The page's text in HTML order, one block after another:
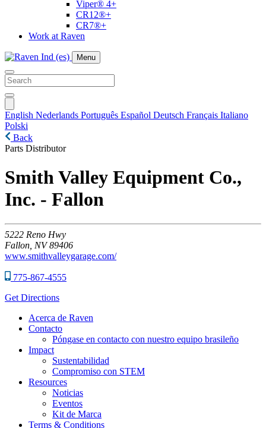
Viper® 4+
CR12®+
CR7®+
Work at Raven
Menu
English Nederlands Português Español Deutsch Français Italiano
Polski
Back
Parts Distributor
Smith Valley Equipment Co.,
Inc. - Fallon
5222 Reno Hwy
Fallon, NV 89406
www.smithvalleygarage.com/
775-867-4555
Get Directions
Acerca de Raven
Contacto
Póngase en contacto con nuestro equipo brasileño
Impact
Sustentabilidad
Compromiso con STEM
Resources
Noticias
Eventos
Kit de Marca
Terms & Conditions